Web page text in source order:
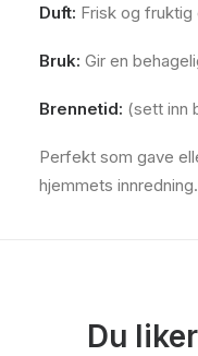
Duft: Frisk og fruktig
Bruk: Gir en
Brennetid: (sett inn
Perfekt som gave
hjemmets innredning.
Du